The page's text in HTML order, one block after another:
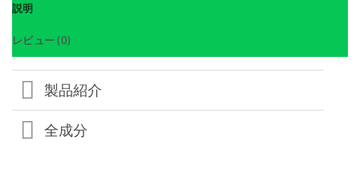
説明
レビュー (0)
製品紹介
全成分